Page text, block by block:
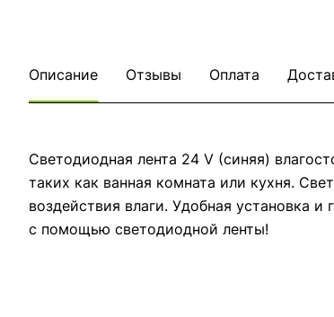
Описание Отзывы Оплата
Светодиодная лента 24 V (синяя)
таких как ванная комната или кухня.
воздействия влаги. Удобная установка
с помощью светодиодной ленты!